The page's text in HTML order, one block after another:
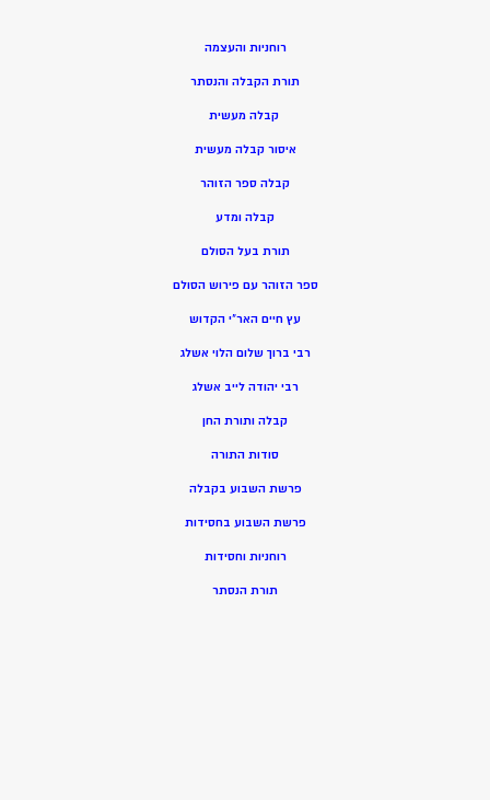
רוחניות והעצמה
תורת הקבלה והנסתר
קבלה מעשית
איסור קבלה מעשית
קבלה ספר הזוהר
קבלה ומדע
תורת בעל הסולם
ספר הזוהר עם פירוש הסולם
עץ חיים האר”י הקדוש
רבי ברוך שלום הלוי אשלג
רבי יהודה לייב אשלג
קבלה ותורת החן
סודות התורה
פרשת השבוע בקבלה
פרשת השבוע בחסידות
רוחניות וחסידות
תורת הנסתר